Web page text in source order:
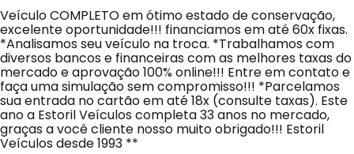
Veículo COMPLETO em ótimo estado de conservação,
excelente oportunidade!!! financiamos em até 60x fixas.
*Analisamos seu veículo na troca. *Trabalhamos com
diversos bancos e financeiras com as melhores taxas do
mercado e aprovação 100% online!!! Entre em contato e
faça uma simulação sem compromisso!!! *Parcelamos
sua entrada no cartão em até 18x (consulte taxas). Este
ano a Estoril Veículos completa 33 anos no mercado,
graças a você cliente nosso muito obrigado!!! Estoril
Veículos desde 1993 **